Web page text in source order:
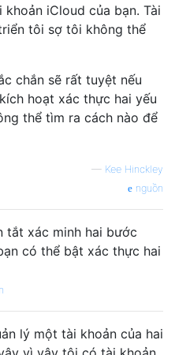
iCloud của bạn. Tài
tôi sợ tôi không thể
chắn sẽ rất tuyệt nếu
hoạt xác thực hai yếu
thể tìm ra cách nào để
— Kee Hinckley
nguồn
tắt xác minh hai bước
có thể bật xác thực hai
lý một tài khoản của hai